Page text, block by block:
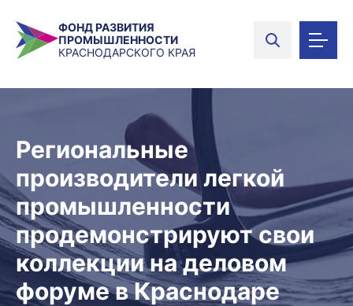
ФОНД РАЗВИТИЯ
ПРОМЫШЛЕННОСТИ
КРАСНОДАРСКОГО КРАЯ
Региональные
производители легкой
промышленности
продемонстрируют свои
коллекции на деловом
форуме в Краснодаре